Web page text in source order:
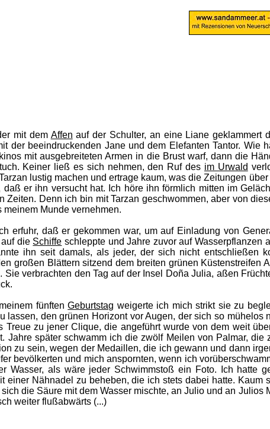
mit dem Affen auf der Schulter, an eine Liane geklammert
der beeindruckenden Jane und dem Elefanten Tantor. Wie
mit ausgebreiteten Armen in die Brust warf, dann die
Keiner ließ es sich nehmen, den Ruf des im Urwald
lustig machen und ertrage kaum, was die Zeitungen
er ihn versucht hat. Ich höre ihn förmlich mitten im
Denn ich bin mit Tarzan geschwommen, aber von
Munde vernehmen.
erfuhr, daß er gekommen war, um auf Einladung von
die Schiffe schleppte und Jahre zuvor auf Wasserpflanzen
ihn seit damals, als jeder, der sich nicht entschließen
großen Blättern sitzend dem breiten grünen Küstenstreifen
verbrachten den Tag auf der Insel Doña Julia, aßen
fünftenGeburtstag weigerte ich mich strikt sie zu
den grünen Horizont vor Augen, der sich so mühelos
zu jener Clique, die angeführt wurde von dem weit
später schwamm ich die zwölf Meilen von Palmar,
zu sein, wegen der Medaillen, die ich gewann und dann
bevölkerten und mich anspornten, wenn ich
Wasser, als wäre jeder Schwimmstoß ein Foto. Ich hatte
einer Nähnadel zu beheben, die ich stets dabei hatte. Kaum
die Säure mit dem Wasser mischte, an Julio und an Julios
weiter flußabwärts (...)